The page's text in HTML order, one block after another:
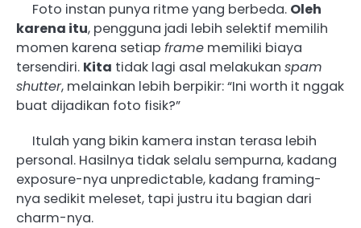
Foto instan punya ritme yang berbeda. Oleh
karena itu, pengguna jadi lebih selektif memilih
momen karena setiap frame memiliki biaya
tersendiri. Kita tidak lagi asal melakukan spam
shutter, melainkan lebih berpikir: “Ini worth it nggak
buat dijadikan foto fisik?”
Itulah yang bikin kamera instan terasa lebih
personal. Hasilnya tidak selalu sempurna, kadang
exposure-nya unpredictable, kadang framing-
nya sedikit meleset, tapi justru itu bagian dari
charm-nya.